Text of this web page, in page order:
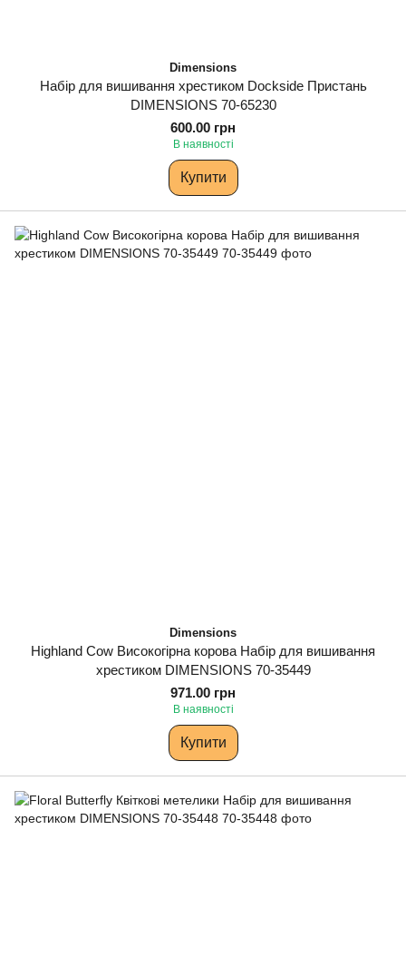
Dimensions
Набір для вишивання хрестиком Dockside Пристань
DIMENSIONS 70-65230
600.00 грн
В наявності
Купити
Dimensions
Highland Cow Високогірна корова Набір для вишивання
хрестиком DIMENSIONS 70-35449
971.00 грн
В наявності
Купити